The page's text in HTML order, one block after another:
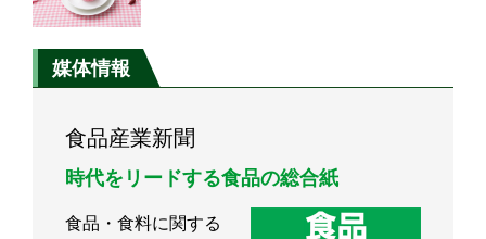
媒体情報
食品産業新聞
時代をリードする食品の総合紙
食品・食料に関する